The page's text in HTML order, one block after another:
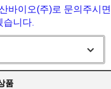
바이오(주)로 문의주시면
습니다.
품